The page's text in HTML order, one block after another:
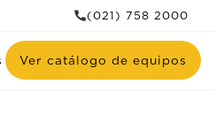
(021) 758 2000
Ver catálogo de equipos